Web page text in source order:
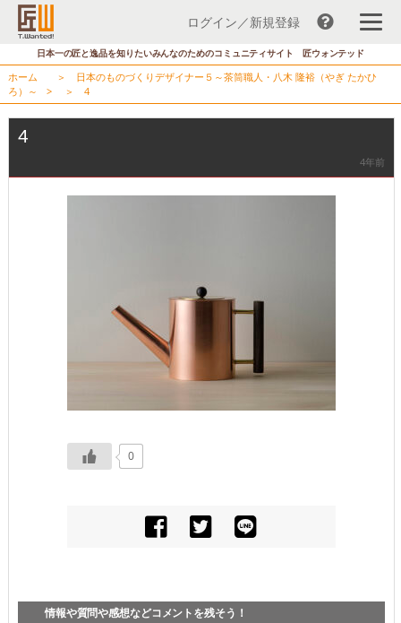
ン
テ
ス
ログイン／新規登録
日本一の匠と逸品を知りたいみんなのためのコミュニティサイト 匠ウォンテッド
ホーム ＞ 日本のものづくりデザイナー５～茶筒職人・八木 隆裕（やぎ たかひ
ろ）～
> ＞ 4
4
4年前
0
情報や質問や感想などコメントを残そう！